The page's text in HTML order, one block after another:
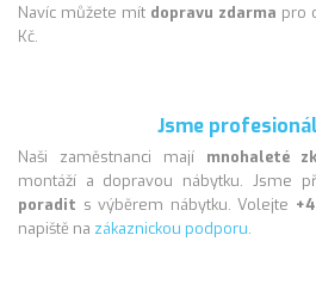
Navíc můžete mít dopravu zdarma pro
Kč.
Jsme
Naši zaměstnanci mají mnohaleté
montáží a dopravou nábytku. Jsme
poradit s výběrem nábytku. Volejte
napiště na zákaznickou podporu.